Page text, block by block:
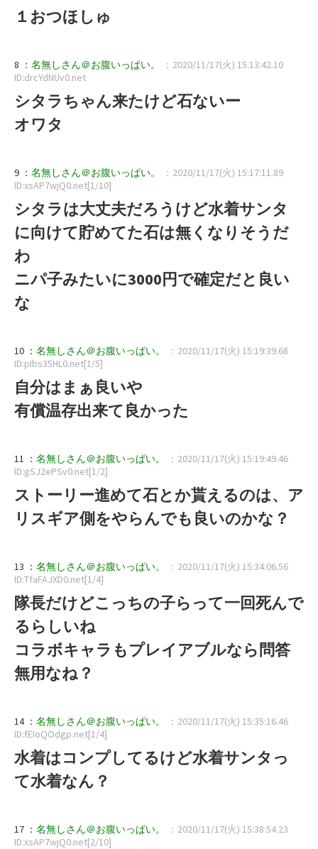
１おつほしゅ
8 ： 名無しさん＠お腹いっぱい。
：2020/11/17(火) 15:13:42.10
ID:drcYdNUv0.net
シタラちゃん来たけど石ないー
オワタ
9 ： 名無しさん＠お腹いっぱい。
：2020/11/17(火) 15:17:11.89
ID:xsAP7wjQ0.net[1/10]
シタラは大丈夫だろうけど水着サンタ
に向けて貯めてた石は無くなりそうだ
わ
ニパ子みたいに3000円で確定だと良い
な
10 ： 名無しさん＠お腹いっぱい。
：2020/11/17(火) 15:19:39.68
ID:pIbs35HL0.net[1/5]
自分はまぁ良いや
有償温存出来て良かった
11 ： 名無しさん＠お腹いっぱい。
：2020/11/17(火) 15:19:49.46
ID:gSJ2ePSv0.net[1/2]
ストーリー進めて石とか貰えるのは、ア
リスギア側をやらんでも良いのかな？
13 ： 名無しさん＠お腹いっぱい。
：2020/11/17(火) 15:34:06.56
ID:TfaFAJXD0.net[1/4]
隊長だけどこっちの子らって一回死んで
るらしいね
コラボキャラもプレイアブルなら問答
無用なね？
14 ： 名無しさん＠お腹いっぱい。
：2020/11/17(火) 15:35:16.46
ID:fEIoQOdgp.net[1/4]
水着はコンプしてるけど水着サンタっ
て水着なん？
17 ： 名無しさん＠お腹いっぱい。
：2020/11/17(火) 15:38:54.23
ID:xsAP7wjQ0.net[2/10]